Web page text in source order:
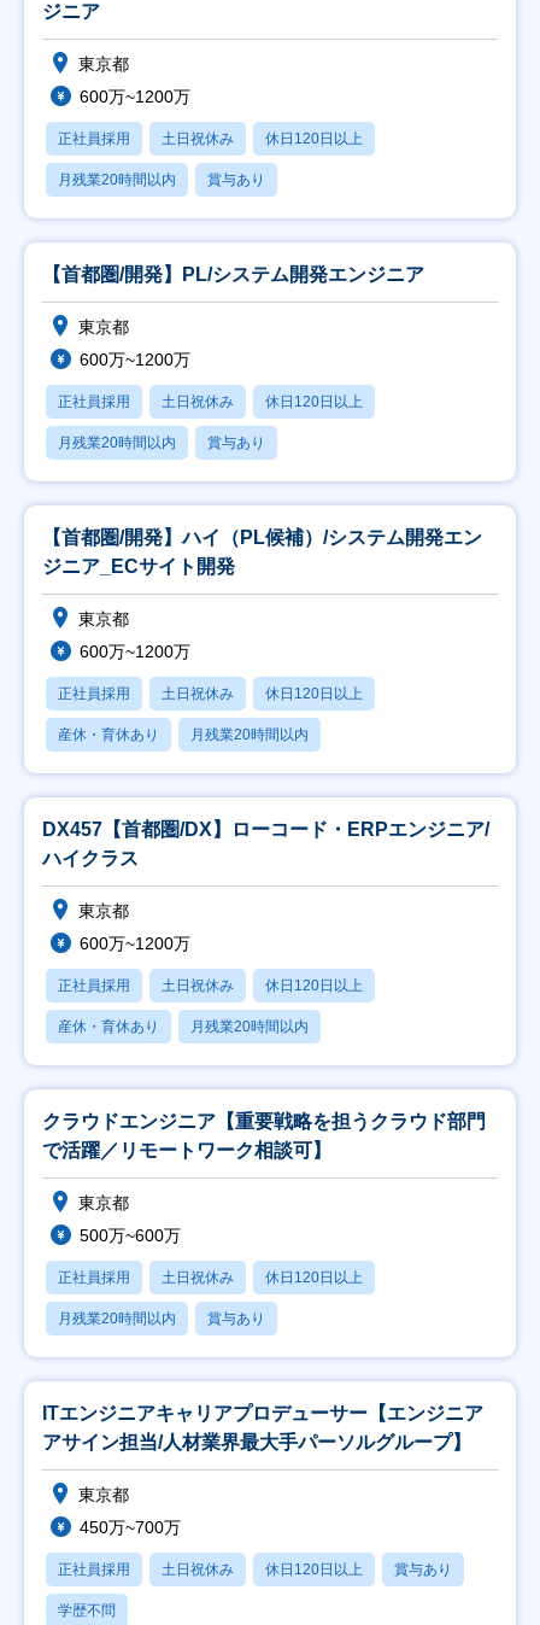
ジニア
東京都
600万~1200万
正社員採用 土日祝休み 休日120日以上
月残業20時間以内 賞与あり
【首都圏/開発】PL/システム開発エンジニア
東京都
600万~1200万
正社員採用 土日祝休み 休日120日以上
月残業20時間以内 賞与あり
【首都圏/開発】ハイ（PL候補）/システム開発エン
ジニア_ECサイト開発
東京都
600万~1200万
正社員採用 土日祝休み 休日120日以上
産休・育休あり 月残業20時間以内
DX457【首都圏/DX】ローコード・ERPエンジニア/
ハイクラス
東京都
600万~1200万
正社員採用 土日祝休み 休日120日以上
産休・育休あり 月残業20時間以内
クラウドエンジニア【重要戦略を担うクラウド部門
で活躍／リモートワーク相談可】
東京都
500万~600万
正社員採用 土日祝休み 休日120日以上
月残業20時間以内 賞与あり
ITエンジニアキャリアプロデューサー【エンジニア
アサイン担当/人材業界最大手パーソルグループ】
東京都
450万~700万
正社員採用 土日祝休み 休日120日以上 賞与あり
学歴不問